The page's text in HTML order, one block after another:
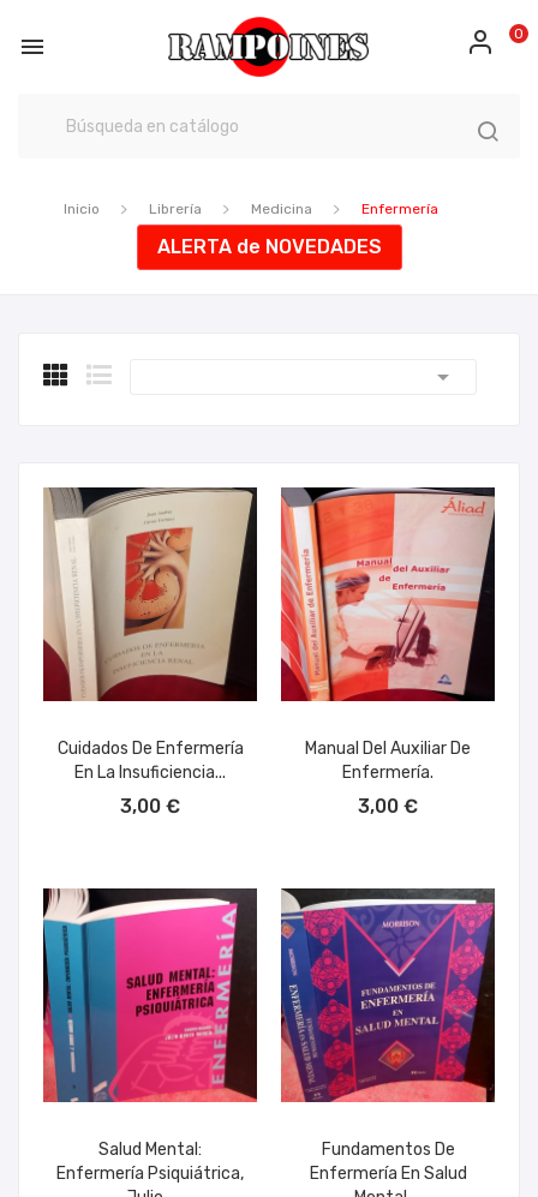
 0
Inicio Librería Medicina Enfermería
ALERTA de NOVEDADES

Cuidados De Enfermería
En La Insuficiencia...
3,00 €
Manual Del Auxiliar De
Enfermería.
3,00 €
Salud Mental:
Enfermería Psiquiátrica,
Fundamentos De
Enfermería En Salud